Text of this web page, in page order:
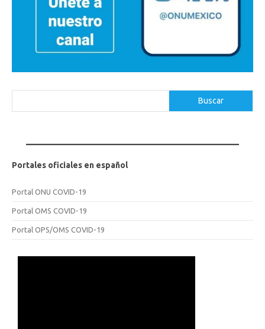
Buscar
Portales oficiales en español
Portal ONU COVID-19
Portal OMS COVID-19
Portal OPS/OMS COVID-19